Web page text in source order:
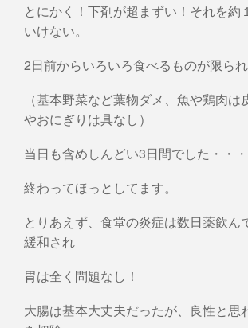
とにかく！下剤が超まずい！それを約
いけない。
2日前からいろいろ食べるものが限られ
（基本野菜など葉物ダメ、魚や鶏肉は
やおにぎりは具なし）
当日も含めしんどい3日間でした・・・
終わってほっとしてます。
とりあえず、食堂の炎症は数日薬飲ん
緩和され
胃は全く問題なし！
大腸は基本大丈夫だったが、良性と思